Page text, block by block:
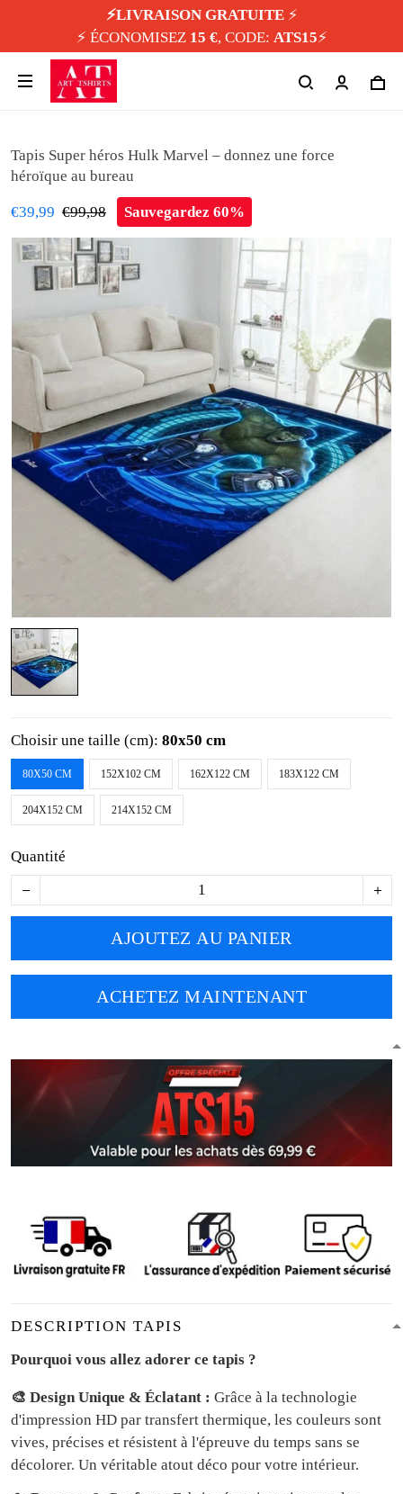
⚡️LIVRAISON GRATUITE⚡️
⚡️ ÉCONOMISEZ 15 €, CODE: ATS15⚡️
Tapis Super héros Hulk Marvel – donnez une force
héroïque au bureau
€39,99 €99,98 Sauvegardez 60%
Choisir une taille (cm): 80x50 cm
80X50 CM 152X102 CM 162X122 CM 183X122 CM
204X152 CM 214X152 CM
Quantité
AJOUTEZ AU PANIER
ACHETEZ MAINTENANT
DESCRIPTION TAPIS
Pourquoi vous allez adorer ce tapis ?
🎨 Design Unique & Éclatant : Grâce à la technologie
d'impression HD par transfert thermique, les couleurs sont
vives, précises et résistent à l'épreuve du temps sans se
décolorer. Un véritable atout déco pour votre intérieur.